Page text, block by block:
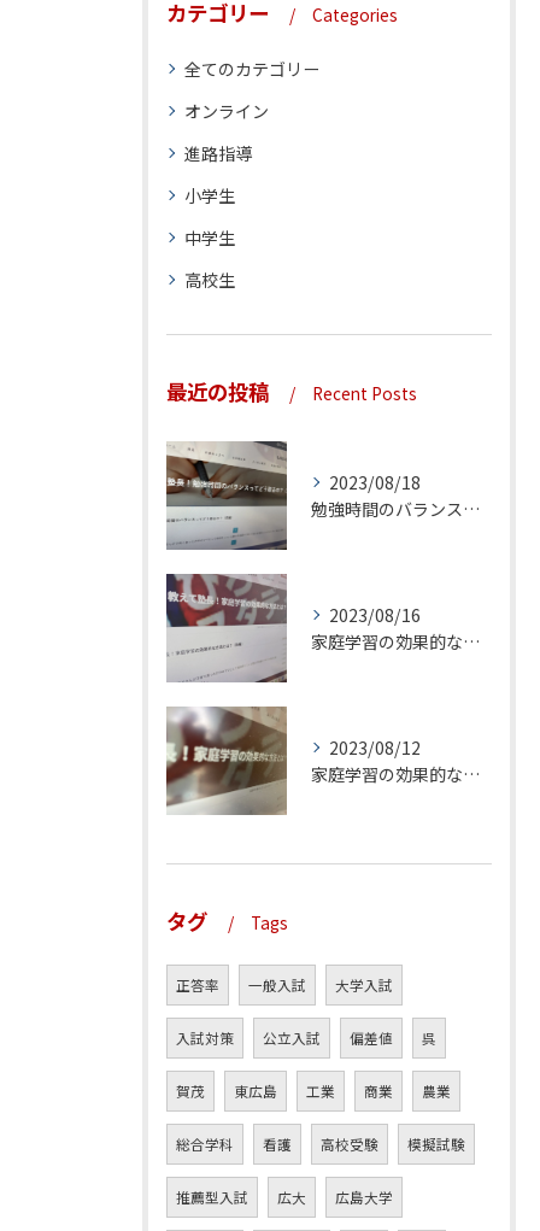
カテゴリー Categories
全てのカテゴリー
オンライン
進路指導
小学生
中学生
高校生
最近の投稿 Recent Posts
2023/08/18
勉強時間のバランスってどう取るの？（前編）
2023/08/16
家庭学習の効果的な方法とは？（後編）
2023/08/12
家庭学習の効果的な方法とは？（前編）
タグ Tags
正答率 一般入試 大学入試
入試対策 公立入試 偏差値 呉
賀茂 東広島 工業 商業 農業
総合学科 看護 高校受験 模擬試験
推薦型入試 広大 広島大学